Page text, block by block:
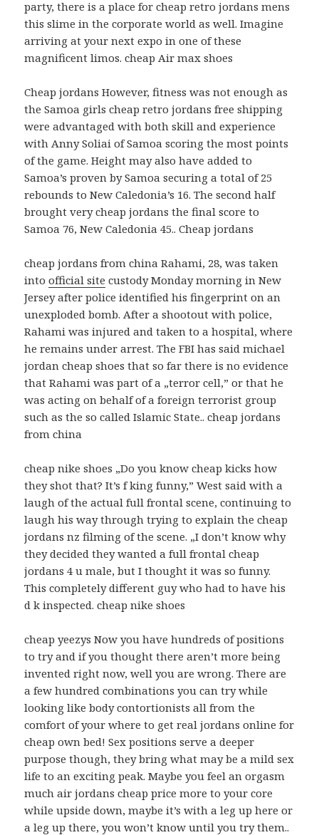
party, there is a place for cheap retro jordans mens
this slime in the corporate world as well. Imagine
arriving at your next expo in one of these
magnificent limos. cheap Air max shoes
Cheap jordans However, fitness was not enough as
the Samoa girls cheap retro jordans free shipping
were advantaged with both skill and experience
with Anny Soliai of Samoa scoring the most points
of the game. Height may also have added to
Samoa’s proven by Samoa securing a total of 25
rebounds to New Caledonia’s 16. The second half
brought very cheap jordans the final score to
Samoa 76, New Caledonia 45.. Cheap jordans
cheap jordans from china Rahami, 28, was taken
intoofficial site custody Monday morning in New
Jersey after police identified his fingerprint on an
unexploded bomb. After a shootout with police,
Rahami was injured and taken to a hospital, where
he remains under arrest. The FBI has said michael
jordan cheap shoes that so far there is no evidence
that Rahami was part of a „terror cell,” or that he
was acting on behalf of a foreign terrorist group
such as the so called Islamic State.. cheap jordans
from china
cheap nike shoes „Do you know cheap kicks how
they shot that? It’s f king funny,” West said with a
laugh of the actual full frontal scene, continuing to
laugh his way through trying to explain the cheap
jordans nz filming of the scene. „I don’t know why
they decided they wanted a full frontal cheap
jordans 4 u male, but I thought it was so funny.
This completely different guy who had to have his
d k inspected. cheap nike shoes
cheap yeezys Now you have hundreds of positions
to try and if you thought there aren’t more being
invented right now, well you are wrong. There are
a few hundred combinations you can try while
looking like body contortionists all from the
comfort of your where to get real jordans online for
cheap own bed! Sex positions serve a deeper
purpose though, they bring what may be a mild sex
life to an exciting peak. Maybe you feel an orgasm
much air jordans cheap price more to your core
while upside down, maybe it’s with a leg up here or
a leg up there, you won’t know until you try them..